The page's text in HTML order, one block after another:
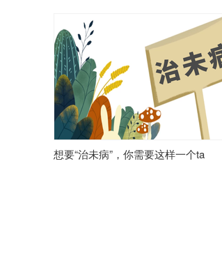
想要“治未病”，你需要这样一个ta